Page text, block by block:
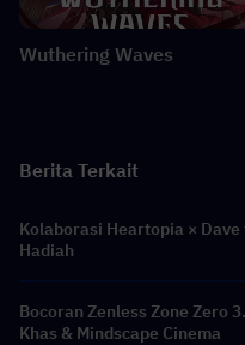
Wuthering Waves
Berita Terkait
Kolaborasi Heartopia ×
Hadiah
Bocoran Zenless Zone Zero
Khas & Mindscape Cinema